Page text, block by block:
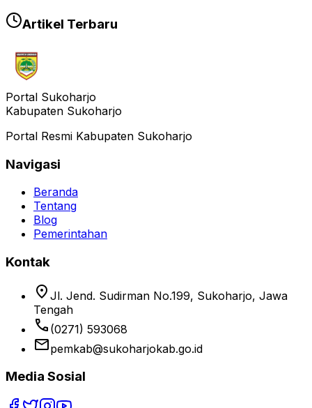
Artikel Terbaru
Portal Sukoharjo
Kabupaten Sukoharjo
Portal Resmi Kabupaten Sukoharjo
Navigasi
Beranda
Tentang
Blog
Pemerintahan
Kontak
location_on Jl. Jend. Sudirman No.199, Sukoharjo, Jawa
Tengah
phone (0271) 593068
emailpemkab@sukoharjokab.go.id
Media Sosial